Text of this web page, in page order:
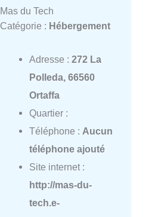
Mas du Tech
Catégorie : Hébergement
Adresse : 272 La
Polleda, 66560
Ortaffa
Quartier :
Téléphone : Aucun
téléphone ajouté
Site internet :
http://mas-du-
tech.e-